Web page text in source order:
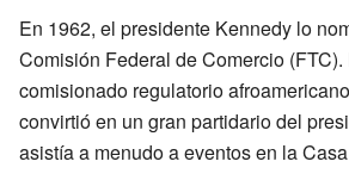
En 1962, el presidente Kennedy lo
Comisión Federal de Comercio (FTC).
comisionado regulatorio
convirtió en un gran partidario del
asistía a menudo a eventos en la